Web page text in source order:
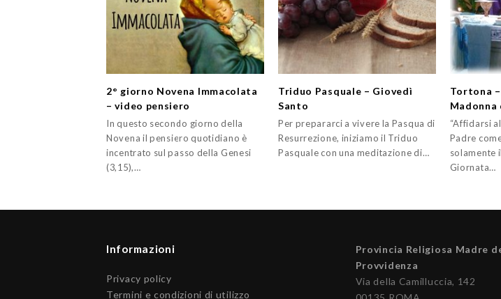
2° giorno Novena Immacolata
– video pensiero
In questo secondo giorno della
Novena il pensiero quotidiano è
incentrato sul passo della Genesi
(3,15),…
Triduo Pasquale – Giovedì
Santo
Per prepararci a vivere la Pasqua di
Resurrezione, iniziamo il Triduo
Pasquale con una meditazione di…
Tortona
Madonna
“Affidarsi
Padre
solamente
Giornata…
Informazioni
Privacy policy
Termini e condizioni di utilizzo
Provincia Religiosa Madre
Provvidenza
Via della Camilluccia, 142